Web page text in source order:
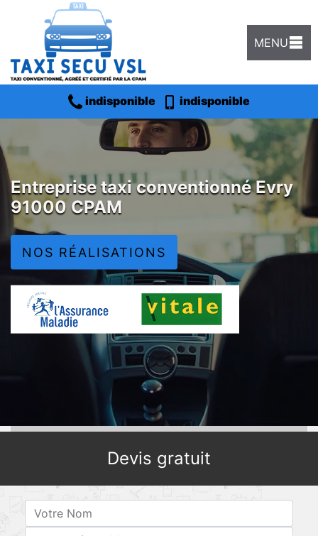
MENU
indisponible indisponible
Entreprise taxi conventionné Evry
91000 CPAM
NOS RÉALISATIONS
Devis gratuit